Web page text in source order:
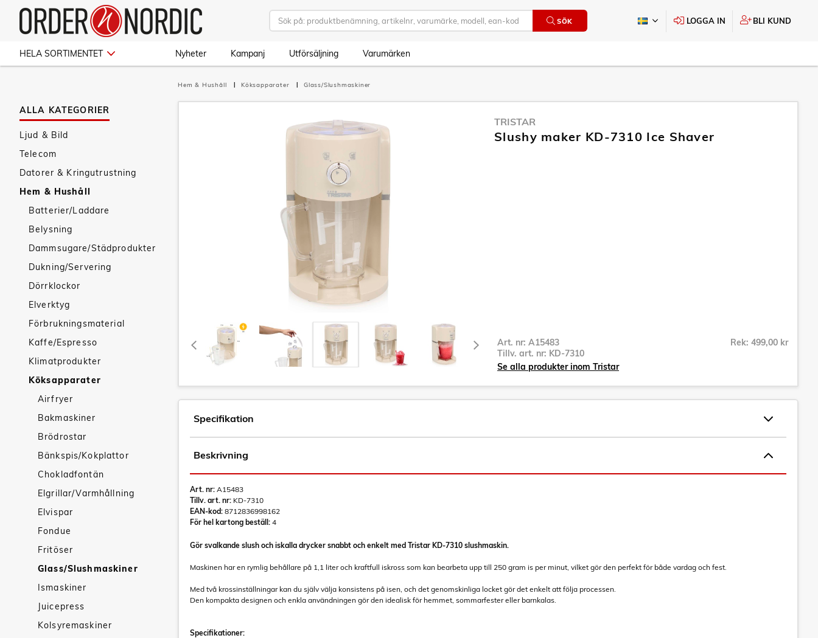
SÖK LOGGA IN BLI KUND
HELA SORTIMENTET Nyheter Kampanj Utförsäljning Varumärken
ALLA KATEGORIER
Ljud & Bild
Telecom
Datorer & Kringutrustning
Hem & Hushåll
Batterier/Laddare
Belysning
Dammsugare/Städprodukter
Dukning/Servering
Dörrklockor
Elverktyg
Förbrukningsmaterial
Kaffe/Espresso
Klimatprodukter
Köksapparater
Airfryer
Bakmaskiner
Brödrostar
Bänkspis/Kokplattor
Chokladfontän
Elgrillar/Varmhållning
Elvispar
Fondue
Fritöser
Glass/Slushmaskiner
Ismaskiner
Juicepress
Kolsyremaskiner
Hem & Hushåll Köksapparater Glass/Slushmaskiner
TRISTAR
Slushy maker KD-7310 Ice Shaver
Art. nr: A15483
Tillv. art. nr: KD-7310
Rek: 499,00 kr
Se alla produkter inom Tristar
Specifikation
Beskrivning
Art. nr: A15483
Tillv. art. nr: KD-7310
EAN-kod: 8712836998162
För hel kartong beställ: 4
Gör svalkande slush och iskalla drycker snabbt och enkelt med Tristar KD-7310 slushmaskin.
Maskinen har en rymlig behållare på 1,1 liter och kraftfull iskross som kan bearbeta upp till 250 gram is per minut, vilket gör den perfekt för både vardag och fest.
Med två krossinställningar kan du själv välja konsistens på isen, och det genomskinliga locket gör det enkelt att följa processen.
Den kompakta designen och enkla användningen gör den idealisk för hemmet, sommarfester eller barnkalas.
Specifikationer: